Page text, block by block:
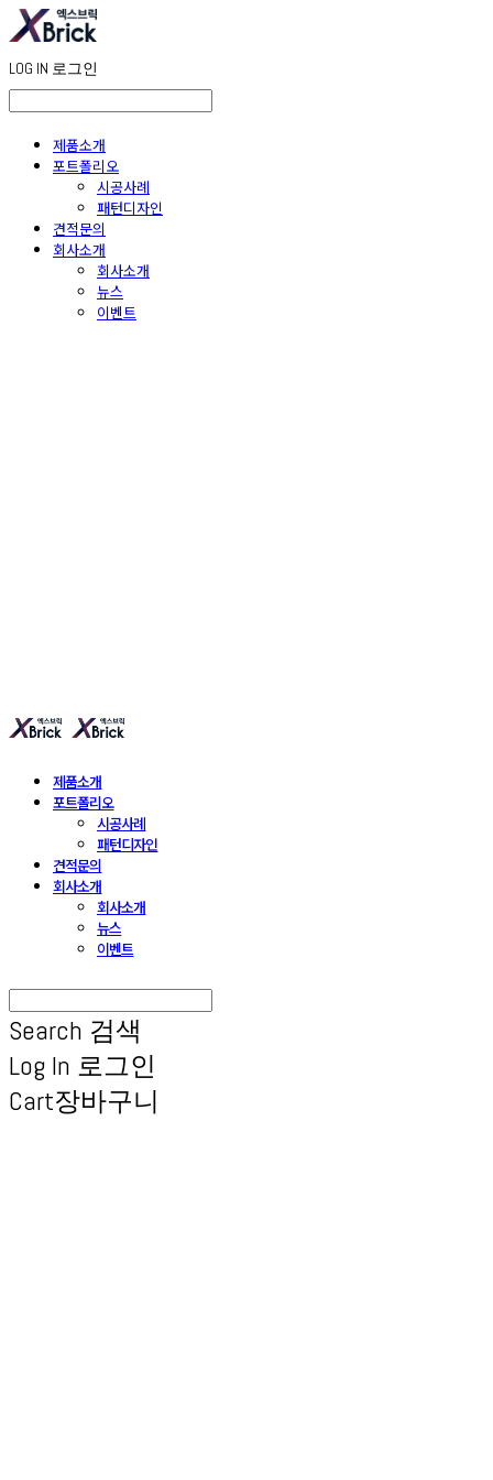
LOG IN 로그인
제품소개
포트폴리오
시공사례
패턴디자인
견적문의
회사소개
회사소개
뉴스
이벤트
제품소개
포트폴리오
시공사례
패턴디자인
견적문의
회사소개
회사소개
뉴스
이벤트
Search 검색
Log In 로그인
Cart장바구니